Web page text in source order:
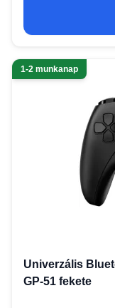
1-2 munkanap
Univerzális
GP-51 fekete